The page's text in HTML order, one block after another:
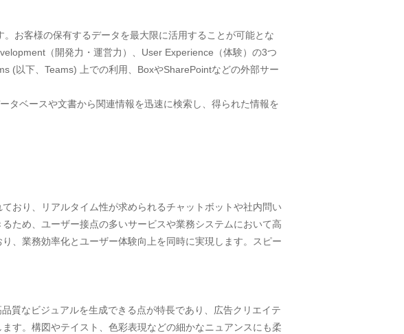
お客様の保有するデータを最大限に活用することが可能とな
（開発力・運営力）、User Experience（体験）の3つ
(以下、Teams) 上での利用、BoxやSharePointなどの外部サー
タベースや文書から関連情報を迅速に検索し、得られた情報を
おり、リアルタイム性が求められるチャットボットや社内問い
ため、ユーザー接点の多いサービスや業務システムにおいて高
、業務効率化とユーザー体験向上を同時に実現します。スピー
質なビジュアルを生成できる点が特長であり、広告クリエイテ
す。構図やテイスト、色彩表現などの細かなニュアンスにも柔